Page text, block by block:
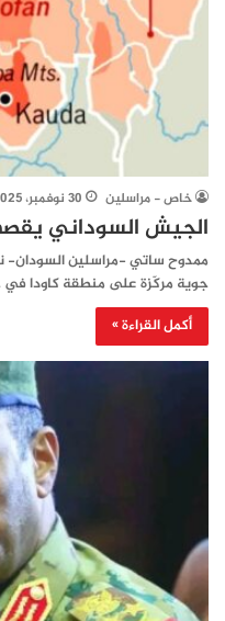
خاص - مراسلين 30 نوفمبر، 2025
الجيش السوداني يقصف
ممدوح ساتي -مراسلين السودان-
جوية مركّزة على منطقة كاودا في
أكمل القراءة »